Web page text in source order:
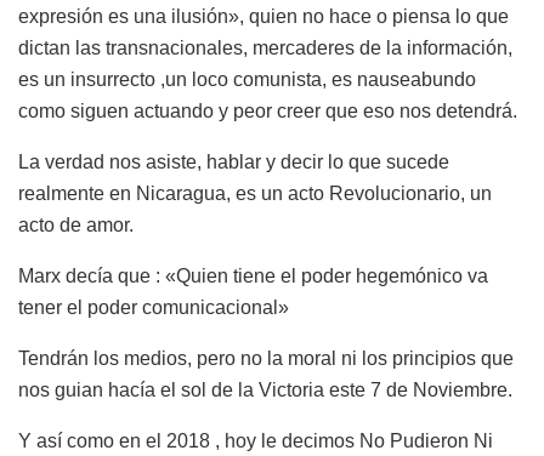
expresión es una ilusión», quien no hace o piensa lo que
dictan las transnacionales, mercaderes de la información,
es un insurrecto ,un loco comunista, es nauseabundo
como siguen actuando y peor creer que eso nos detendrá.
La verdad nos asiste, hablar y decir lo que sucede
realmente en Nicaragua, es un acto Revolucionario, un
acto de amor.
Marx decía que : «Quien tiene el poder hegemónico va
tener el poder comunicacional»
Tendrán los medios, pero no la moral ni los principios que
nos guian hacía el sol de la Victoria este 7 de Noviembre.
Y así como en el 2018 , hoy le decimos No Pudieron Ni